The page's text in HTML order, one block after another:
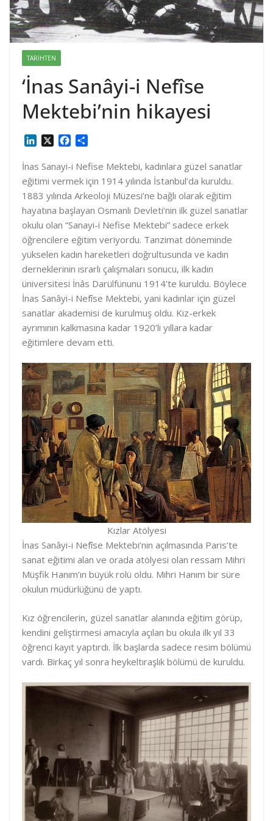
TARIHTEN
‘İnas Sanâyi-i Nefîse
Mektebi’nin hikayesi
L
n
k
e
d
I
n
X
c
e
b
o
o
k
a
r
e
İnas Sanayi-i Nefise Mektebi, kadınlara güzel sanatlar
eğitimi vermek için 1914 yılında İstanbul’da kuruldu.
1883 yılında Arkeoloji Müzesi’ne bağlı olarak eğitim
hayatına başlayan Osmanlı Devleti’nin ilk güzel sanatlar
okulu olan “Sanayi-i Nefise Mektebi” sadece erkek
öğrencilere eğitim veriyordu. Tanzimat döneminde
yükselen kadın hareketleri doğrultusunda ve kadın
derneklerinin ısrarlı çalışmaları sonucu, ilk kadın
üniversitesi İnâs Darülfünunu 1914’te kuruldu. Böylece
İnas Sanâyi-i Nefîse Mektebi, yani kadınlar için güzel
sanatlar akademisi de kurulmuş oldu. Kız-erkek
ayrımının kalkmasına kadar 1920’li yıllara kadar
eğitimlere devam etti.
Kızlar Atölyesi
İnas Sanâyi-i Nefîse Mektebi’nin açılmasında Paris’te
sanat eğitimi alan ve orada atölyesi olan ressam Mihri
Müşfik Hanım’ın büyük rolü oldu. Mihri Hanım bir süre
okulun müdürlüğünü de yaptı.
Kız öğrencilerin, güzel sanatlar alanında eğitim görüp,
kendini geliştirmesi amacıyla açılan bu okula ilk yıl 33
öğrenci kayıt yaptırdı. İlk başlarda sadece resim bölümü
vardı. Birkaç yıl sonra heykeltıraşlık bölümü de kuruldu.